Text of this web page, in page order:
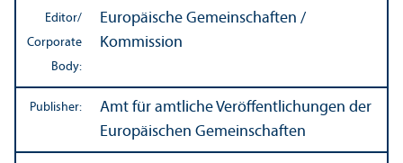
Editor/
Corporate
Body:
Europäische Gemeinschaften /
Kommission
Publisher:
Amt für amtliche Veröffentlichungen der
Europäischen Gemeinschaften